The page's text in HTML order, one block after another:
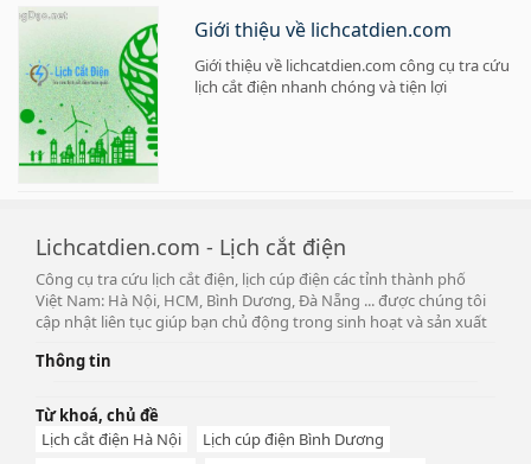
Giới thiệu về lichcatdien.com
Giới thiệu về lichcatdien.com công cụ tra cứu
lịch cắt điện nhanh chóng và tiện lợi
Lichcatdien.com - Lịch cắt điện
Công cụ tra cứu lịch cắt điện, lịch cúp điện các tỉnh thành phố
Việt Nam: Hà Nội, HCM, Bình Dương, Đà Nẵng ... được chúng tôi
cập nhật liên tục giúp bạn chủ động trong sinh hoạt và sản xuất
Thông tin
Từ khoá, chủ đề
Lịch cắt điện Hà Nội
Lịch cúp điện Bình Dương